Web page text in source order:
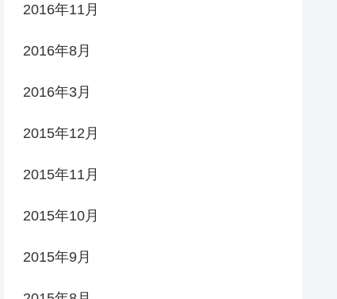
2016年11月
2016年8月
2016年3月
2015年12月
2015年11月
2015年10月
2015年9月